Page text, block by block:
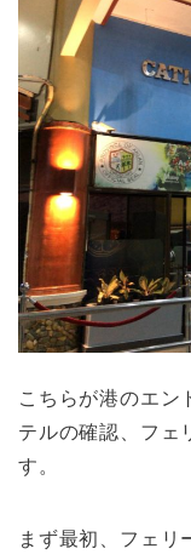
こちらが港のエン
テルの確認、フェ
す。
まず最初、フェリ